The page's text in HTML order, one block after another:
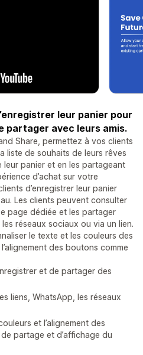
leur panier pour
partager avec leurs amis.
Share, permettez à vos clients
liste de souhaits de leurs rêves
panier et en les partageant
d’achat sur votre
d’enregistrer leur panier
Les clients peuvent consulter
page dédiée et les partager
réseaux sociaux ou via un lien.
le texte et les couleurs des
des boutons comme
et de partager des
liens, WhatsApp, les réseaux
et l’alignement des
partage et d’affichage du